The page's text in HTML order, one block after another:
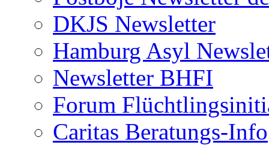
DKJS Newsletter
Hamburg Asyl
Newsletter BHFI
Forum
Caritas Beratungs-Info